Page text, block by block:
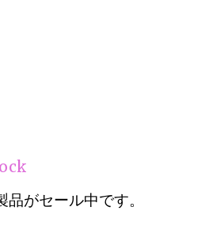
がセール中です。